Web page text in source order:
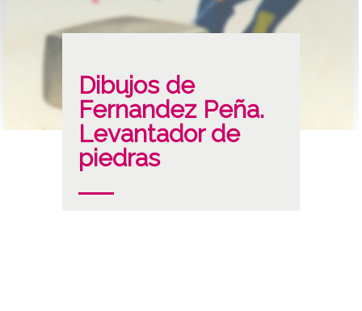
Dibujos de
Fernandez Peña.
Levantador de
piedras